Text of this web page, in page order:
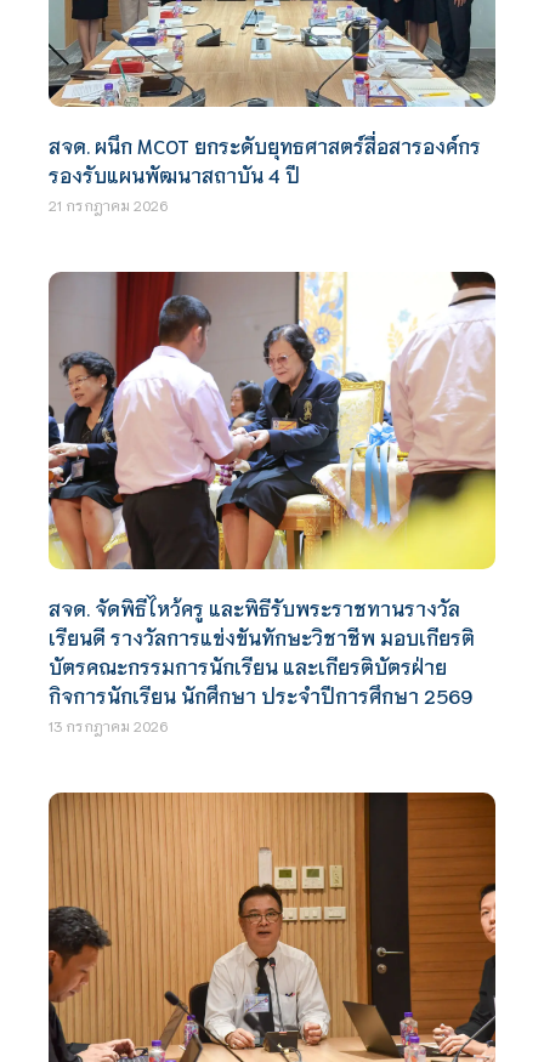
สจด. ผนึก MCOT ยกระดับยุทธศาสตร์สื่อสารองค์กร
รองรับแผนพัฒนาสถาบัน 4 ปี
21 กรกฎาคม 2026
สจด. จัดพิธีไหว้ครู และพิธีรับพระราชทานรางวัล
เรียนดี รางวัลการแข่งขันทักษะวิชาชีพ มอบเกียรติ
บัตรคณะกรรมการนักเรียน และเกียรติบัตรฝ่าย
กิจการนักเรียน นักศึกษา ประจำปีการศึกษา 2569
13 กรกฎาคม 2026